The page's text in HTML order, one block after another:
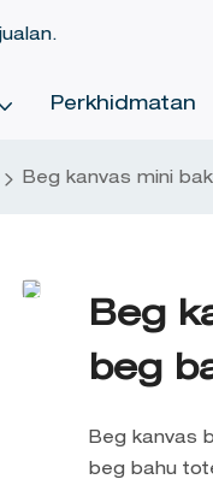
Perkhidmatan
Beg kanvas mini
Beg
beg
Beg kanvas
beg bahu